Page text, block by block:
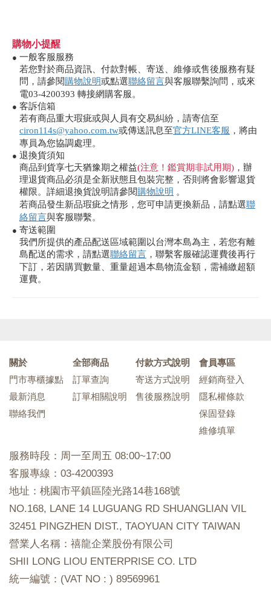
購物小提醒
● 一般客服服務
若您對於商品資訊、付款對帳、寄送、維修或售後服務有疑
問，請參閱購物說明或點選聯絡留言與客服聯繫詢問，或來
電03-4200393 轉接網購客服。
● 客訴信箱
若有商品重大瑕疵或與人員有交易糾紛，請寄信至
ciron114s@yahoo.com.tw或傳送訊息至官方LINE客服 ，將由
專員為您協調處理。
● 退換貨須知
商品到貨享七天猶豫期之權益(注意！鑑賞期非試用期) ，辦
理退貨商品必須是全新狀態且包裝完整，否則將會影響退貨
權限。詳細退換貨說明請參閱購物說明 。
若商品發生新品瑕疵之情形，您可申請更換新品，請點選聯
絡留言與客服聯繫。
● 寄送範圍
我們所提供的產品配送區域範圍以台灣本島為主，若您有離
島配送的需求，請點選聯絡留言 ，聯繫客服確認運費後再行
下訂，若因購買數量、重量超過本島物流金額，需補繳超額
運費。
關於
門市專櫃據點
最新消息
聯絡我們
全部商品
訂單查詢
訂單相關說明
付款方式說明
寄送方式說明
售後服務說明
會員專區
經銷商登入
隱私權條款
保固登錄
維修填單
服務時段：周一至周五 08:00~17:00
客服專線：03-4200393
地址：桃園市平鎮區陸光路14巷168號
NO.168, LANE 14 LUGUANG RD SHUANGLIAN VIL
32451 PINGZHEN DIST., TAOYUAN CITY TAIWAN
營業人名稱：禧龍企業股份有限公司
SHII LONG LIOU ENTERPRISE CO. LTD
統一編號：(VAT NO : ) 89569961